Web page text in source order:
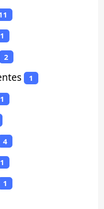
1
2
1
1
4
1
1